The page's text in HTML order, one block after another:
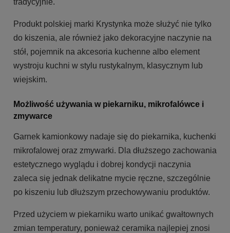
Produkt polskiej marki Krystynka może służyć nie tylko
do kiszenia, ale również jako dekoracyjne naczynie na
stół, pojemnik na akcesoria kuchenne albo element
wystroju kuchni w stylu rustykalnym, klasycznym lub
wiejskim.
Możliwość używania w piekarniku, mikrofalówce i
zmywarce
Garnek kamionkowy nadaje się do piekarnika, kuchenki
mikrofalowej oraz zmywarki. Dla dłuższego zachowania
estetycznego wyglądu i dobrej kondycji naczynia
zaleca się jednak delikatne mycie ręczne, szczególnie
po kiszeniu lub dłuższym przechowywaniu produktów.
Przed użyciem w piekarniku warto unikać gwałtownych
zmian temperatury, ponieważ ceramika najlepiej znosi